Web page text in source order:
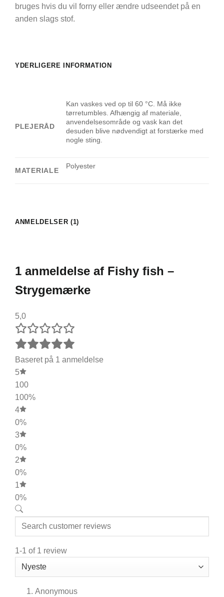
bruges hvis du vil forny eller ændre udseendet på en
anden slags stof.
YDERLIGERE INFORMATION
PLEJERÅD
Kan vaskes ved op til 60 °C. Må ikke
tørretumbles. Afhængig af materiale,
anvendelsesområde og vask kan det
desuden blive nødvendigt at forstærke med
nogle sting.
MATERIALE
Polyester
ANMELDELSER (1)
1 anmeldelse af Fishy fish –
Strygemærke
5,0
Baseret på 1 anmeldelse
5
100
100%
4
0%
3
0%
2
0%
1
0%
1-1 of 1 review
Anonymous